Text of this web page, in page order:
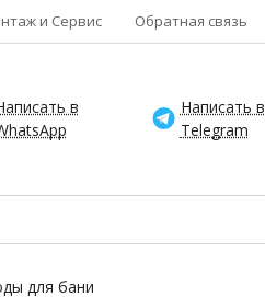
и Сервис Обратная связь
в
Написать в
Telegram
для бани